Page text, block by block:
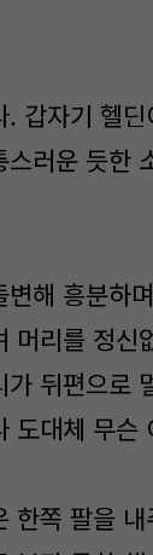
갑자기 헬
러운 듯한
해 흥분하
머리를 정
뒤편으로
대체 무슨
한쪽 팔을